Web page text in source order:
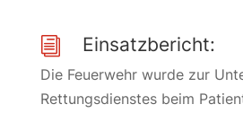
i Einsatzbericht:
Die Feuerwehr wurde zur
Rettungsdienstes beim